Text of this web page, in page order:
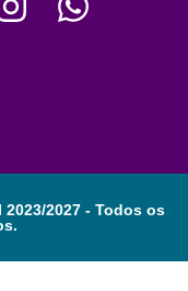
2027 - Todos os